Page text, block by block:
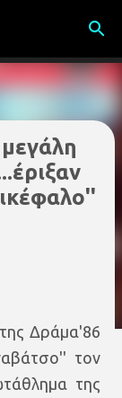
της Δράμα'86
τον
της